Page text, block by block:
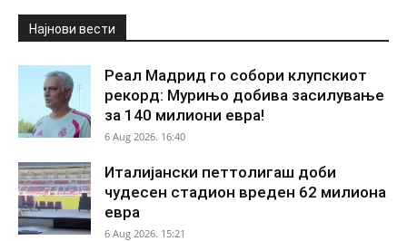
Најнови вести
Реал Мадрид го собори клупскиот
рекорд: Мурињо добива засилување
за 140 милиони евра!
6 Aug 2026. 16:40
Италијански петтолигаш доби
чудесен стадион вреден 62 милиона
евра
6 Aug 2026. 15:21